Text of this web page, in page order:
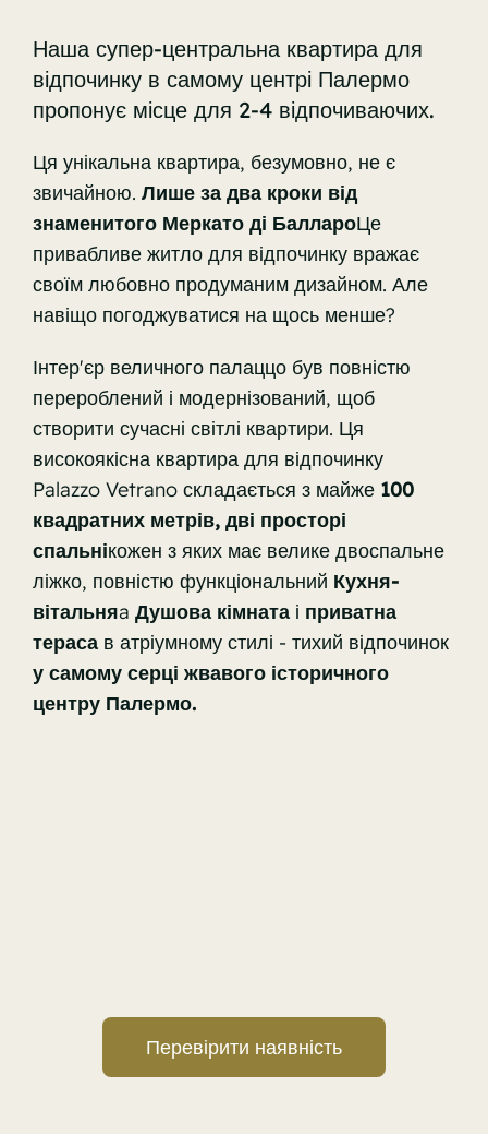
Наша супер-центральна квартира для
відпочинку в самому центрі Палермо
пропонує місце для 2-4 відпочиваючих.
Ця унікальна квартира, безумовно, не є
звичайною. Лише за два кроки від
знаменитого Меркато ді БаллароЦе
привабливе житло для відпочинку вражає
своїм любовно продуманим дизайном. Але
навіщо погоджуватися на щось менше?
Інтер'єр величного палаццо був повністю
перероблений і модернізований, щоб
створити сучасні світлі квартири. Ця
високоякісна квартира для відпочинку
Palazzo Vetrano складається з майже100
квадратних метрів, дві просторі
спальнікожен з яких має велике двоспальне
ліжко, повністю функціональний Кухня-
вітальняa Душова кімнатаі приватна
терасав атріумному стилі - тихий відпочинок
у самому серці жвавого історичного
центру Палермо.
Перевірити наявність